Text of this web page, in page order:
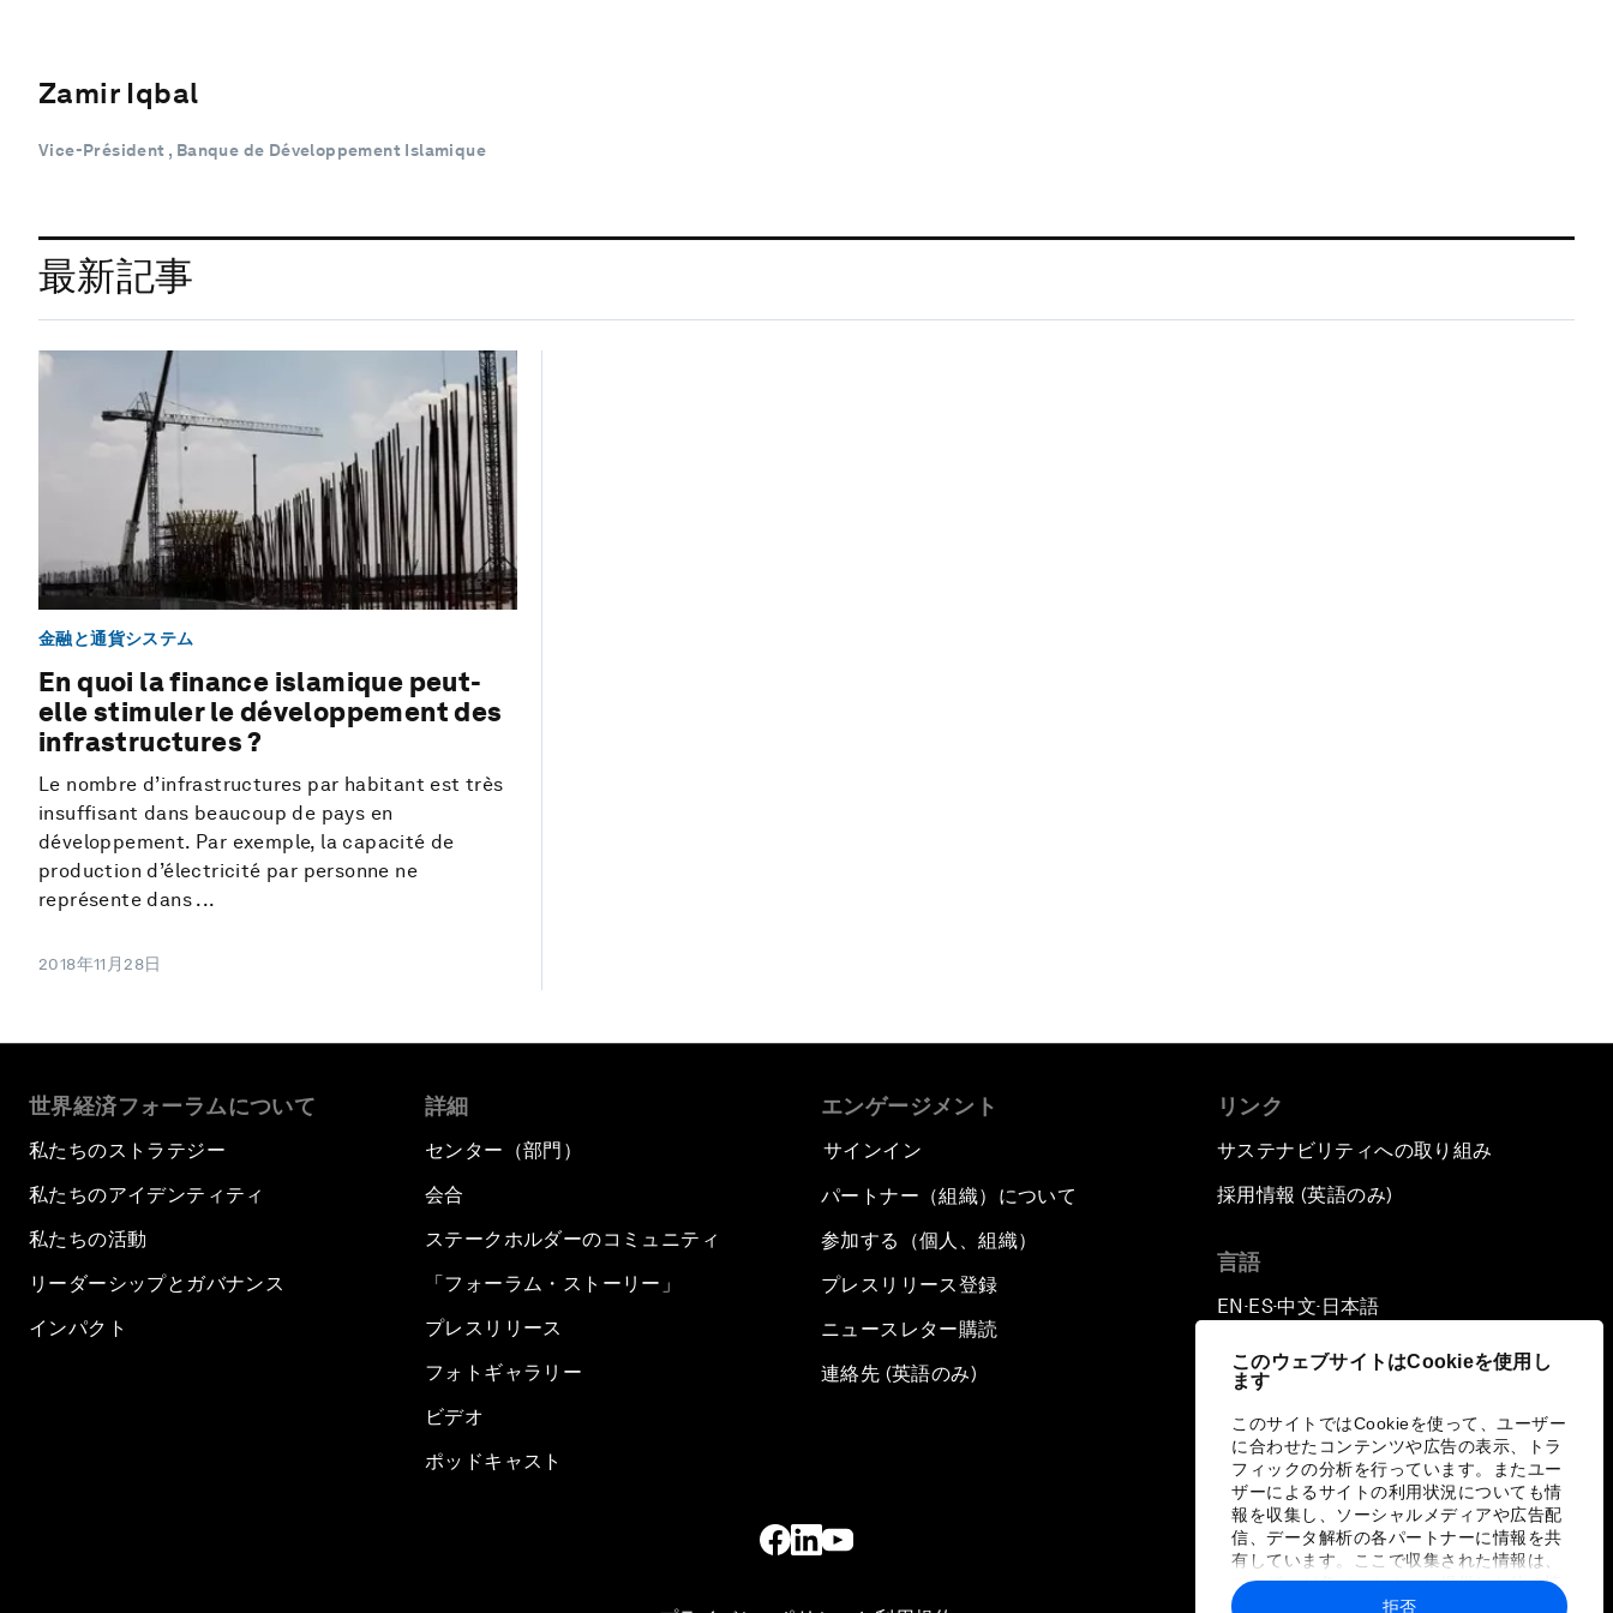
このウェブサイトはCookieを使用し
ます
このサイトではCookieを使って、ユーザー
に合わせたコンテンツや広告の表示、トラ
フィックの分析を行っています。またユー
ザーによるサイトの利用状況についても情
報を収集し、ソーシャルメディアや広告配
信、データ解析の各パートナーに情報を共
有しています。ここで収集された情報は、
ユーザーが各パートナーに提供した他の情
報や各パートナーのサービスを使用した際
拒否
Zamir Iqbal
Vice-Président , Banque de Développement Islamique
最新記事
金融と通貨システム
En quoi la finance islamique peut-
elle stimuler le développement des
infrastructures ?
Le nombre d’infrastructures par habitant est très
insuffisant dans beaucoup de pays en
développement. Par exemple, la capacité de
production d’électricité par personne ne
représente dans ...
2018年11月28日
世界経済フォーラムについて
私たちのストラテジー
私たちのアイデンティティ
私たちの活動
リーダーシップとガバナンス
インパクト
詳細
センター（部門）
会合
ステークホルダーのコミュニティ
「フォーラム・ストーリー」
プレスリリース
フォトギャラリー
ビデオ
ポッドキャスト
エンゲージメント
サインイン
パートナー（組織）について
参加する（個人、組織）
プレスリリース登録
ニュースレター購読
連絡先 (英語のみ)
リンク
サステナビリティへの取り組み
採用情報 (英語のみ)
言語
EN ▪ ES▪中文▪ 日本語